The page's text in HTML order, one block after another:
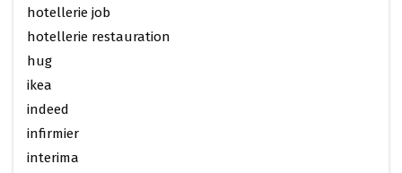
hotellerie job
hotellerie restauration
hug
ikea
indeed
infirmier
interima